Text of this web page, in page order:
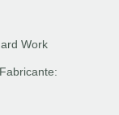
Work